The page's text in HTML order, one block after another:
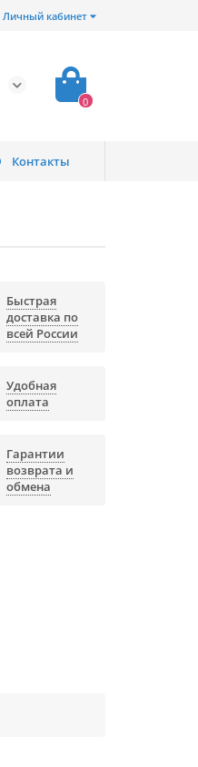
Личный кабинет
0
Контакты
Быстрая
доставка по
всей России
Удобная
оплата
Гарантии
возврата и
обмена